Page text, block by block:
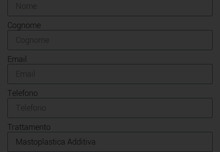
Cognome
Email
Telefono
Trattamento